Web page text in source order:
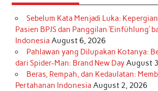
Sebelum Kata Menjadi Luka:
Pasien BPJS dan Panggilan ‘Einfühlung’
Indonesia August 6, 2026
Pahlawan yang Dilupakan Kotanya:
dari Spider-Man: Brand New DayAugust
Beras, Rempah, dan Kedaulatan:
Pertahanan Indonesia August 2, 2026